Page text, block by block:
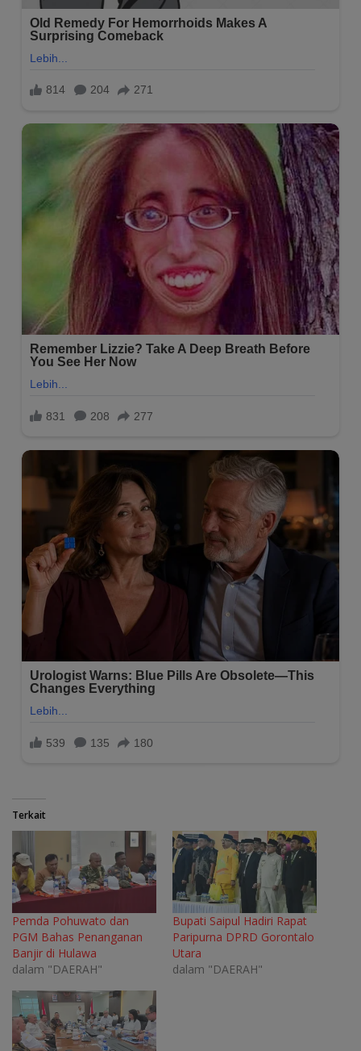
Terkait
Pemda Pohuwato dan
PGM Bahas Penanganan
Banjir di Hulawa
dalam "DAERAH"
Bupati Saipul Hadiri Rapat
Paripurna DPRD Gorontalo
Utara
dalam "DAERAH"